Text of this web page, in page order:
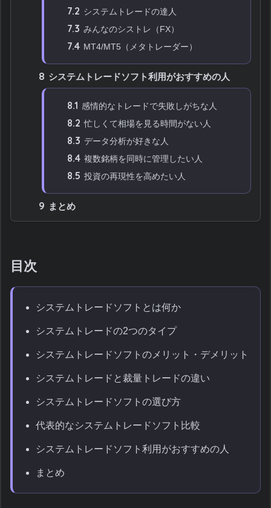
7.2 システムトレードの達人
7.3 みんなのシストレ（FX）
7.4 MT4/MT5（メタトレーダー）
8 システムトレードソフト利用がおすすめの人
8.1 感情的なトレードで失敗しがちな人
8.2 忙しくて相場を見る時間がない人
8.3 データ分析が好きな人
8.4 複数銘柄を同時に管理したい人
8.5 投資の再現性を高めたい人
9 まとめ
目次
システムトレードソフトとは何か
システムトレードの2つのタイプ
システムトレードソフトのメリット・デメリット
システムトレードと裁量トレードの違い
システムトレードソフトの選び方
代表的なシステムトレードソフト比較
システムトレードソフト利用がおすすめの人
まとめ